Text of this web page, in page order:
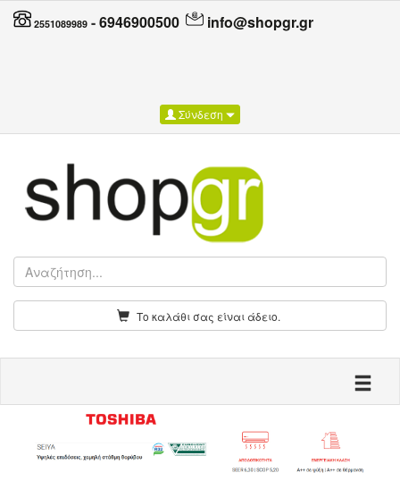
2551089989 -6946900500 info@shopgr.gr
Σύνδεση
Το καλάθι σας είναι άδειο.
Toggle